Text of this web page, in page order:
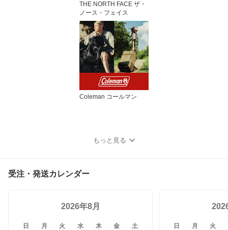
THE NORTH FACE ザ・
ノース・フェイス
Coleman コールマン
もっと見る
受注・発送カレンダー
2026年8月
日 月 火 水 木 金 土 日 月 火